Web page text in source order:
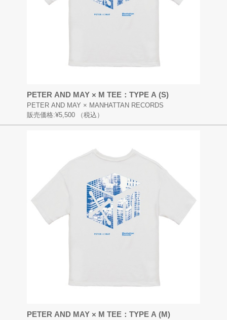
PETER AND MAY × M TEE：TYPE A (S)
PETER AND MAY × MANHATTAN RECORDS
販売価格:¥5,500 （税込）
PETER AND MAY × M TEE：TYPE A (M)